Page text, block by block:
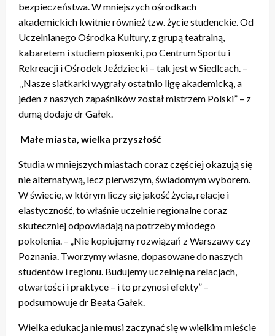
bezpieczeństwa. W mniejszych ośrodkach
akademickich kwitnie również tzw. życie studenckie. Od
Uczelnianego Ośrodka Kultury, z grupą teatralną,
kabaretem i studiem piosenki, po Centrum Sportu i
Rekreacji i Ośrodek Jeździecki – tak jest w Siedlcach. –
„Nasze siatkarki wygrały ostatnio ligę akademicką, a
jeden z naszych zapaśników został mistrzem Polski” – z
dumą dodaje dr Gałek.
Małe miasta, wielka przyszłość
Studia w mniejszych miastach coraz częściej okazują się
nie alternatywą, lecz pierwszym, świadomym wyborem.
W świecie, w którym liczy się jakość życia, relacje i
elastyczność, to właśnie uczelnie regionalne coraz
skuteczniej odpowiadają na potrzeby młodego
pokolenia. – „Nie kopiujemy rozwiązań z Warszawy czy
Poznania. Tworzymy własne, dopasowane do naszych
studentów i regionu. Budujemy uczelnię na relacjach,
otwartości i praktyce – i to przynosi efekty” –
podsumowuje dr Beata Gałek.
Wielka edukacja nie musi zaczynać się w wielkim mieście